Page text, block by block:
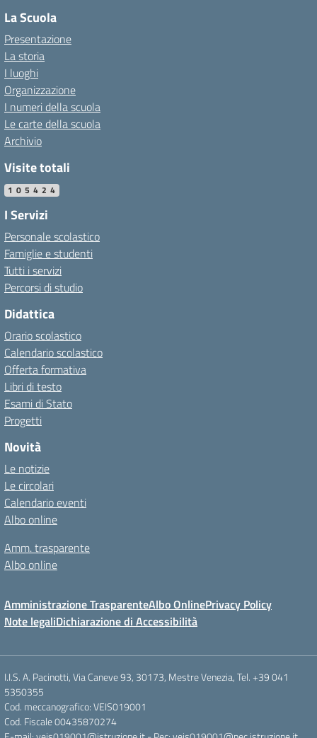
La Scuola
Presentazione
La storia
I luoghi
Organizzazione
I numeri della scuola
Le carte della scuola
Archivio
Visite totali
105424
I Servizi
Personale scolastico
Famiglie e studenti
Tutti i servizi
Percorsi di studio
Didattica
Orario scolastico
Calendario scolastico
Offerta formativa
Libri di testo
Esami di Stato
Progetti
Novità
Le notizie
Le circolari
Calendario eventi
Albo online
Amm. trasparente
Albo online
Amministrazione TrasparenteAlbo OnlinePrivacy Policy
Note legaliDichiarazione di Accessibilità
I.I.S. A. Pacinotti, Via Caneve 93, 30173, Mestre Venezia, Tel. +39 041
5350355
Cod. meccanografico: VEIS019001
Cod. Fiscale 00435870274